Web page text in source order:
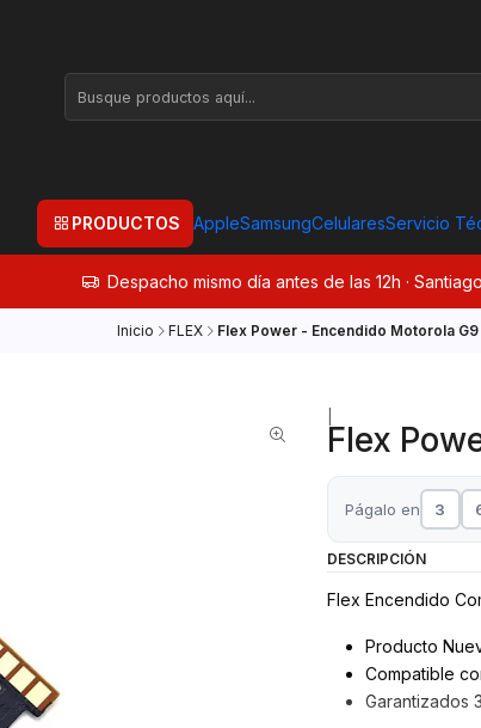
PRODUCTOS AppleSamsungCelularesServicio
Despacho mismo día antes de las 12h · Santiago
Inicio FLEX Flex Power - Encendido Motorola G9
Flex
Págalo en 3
DESCRIPCIÓN
Flex Encendido
Producto
Compatible
Garantizados